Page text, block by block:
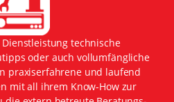
technische
oder auch vollumfängliche
praxiserfahrene und laufend
mit all ihrem Know-How zur